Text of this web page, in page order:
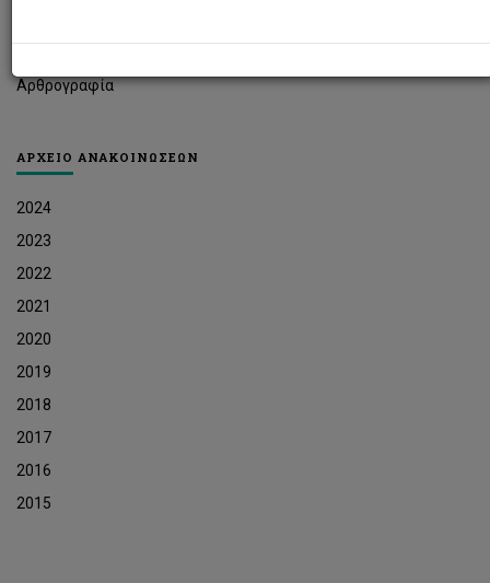
Αρθρογραφία
ΑΡΧΕΙΟ ΑΝΑΚΟΙΝΩΣΕΩΝ
2024
2023
2022
2021
2020
2019
2018
2017
2016
2015